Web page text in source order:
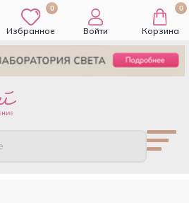
0
Избранное Войти
0
Корзина